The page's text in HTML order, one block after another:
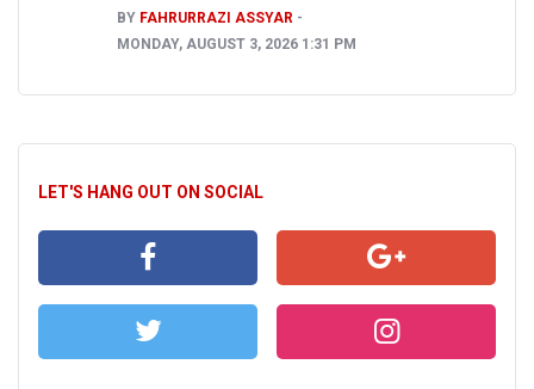
BY FAHRURRAZI ASSYAR
MONDAY, AUGUST 3, 2026 1:31 PM
LET'S HANG OUT ON SOCIAL